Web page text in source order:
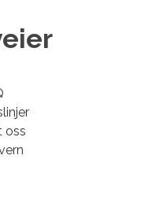
oss